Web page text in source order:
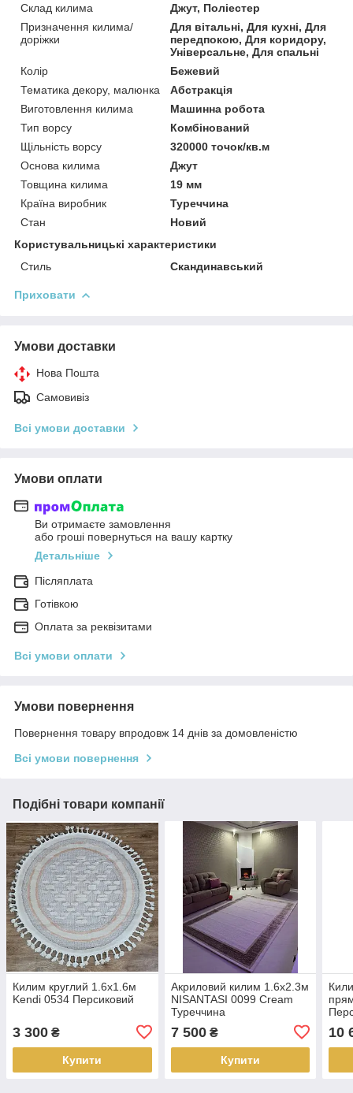
Склад килима
Джут, Поліестер
Призначення килима/
доріжки
Для вітальні, Для кухні, Для
передпокою, Для коридору,
Універсальне, Для спальні
Колір
Бежевий
Тематика декору, малюнка
Абстракція
Виготовлення килима
Машинна робота
Тип ворсу
Комбінований
Щільність ворсу
320000 точок/кв.м
Основа килима
Джут
Товщина килима
19 мм
Країна виробник
Туреччина
Стан
Новий
Користувальницькі характеристики
Стиль
Скандинавський
Приховати
Умови доставки
Нова Пошта
Самовивіз
Всі умови доставки
Умови оплати
Ви отримаєте замовлення
або гроші повернуться на вашу картку
Детальніше
Післяплата
Готівкою
Оплата за реквізитами
Всі умови оплати
Умови повернення
Повернення товару впродовж 14 днів за домовленістю
Всі умови повернення
Подібні товари компанії
Килим круглий 1.6х1.6м
Kendi 0534 Персиковий
3 300 ₴
Купити
Акриловий килим 1.6х2.3м
NISANTASI 0099 Cream
Туреччина
7 500₴
Купити
10